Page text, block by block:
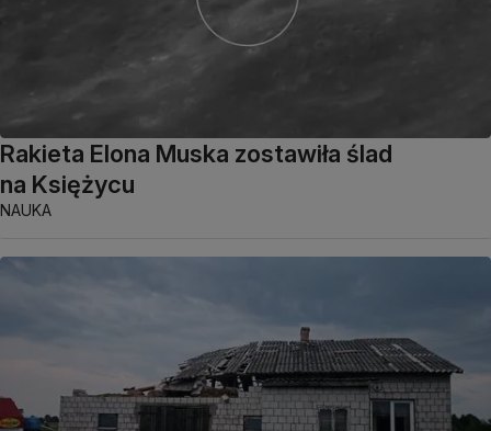
Rakieta Elona Muska zostawiła ślad
na Księżycu
NAUKA